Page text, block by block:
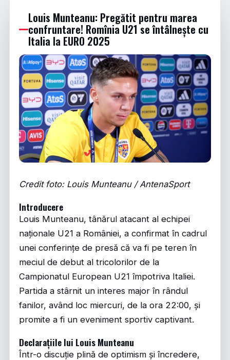
Louis Munteanu: Pregătit pentru marea
confruntare! Romînia U21 se întâlnește cu
Italia la EURO 2025
Credit foto: Louis Munteanu / AntenaSport
Introducere
Louis Munteanu, tânărul atacant al echipei
naționale U21 a României, a confirmat în cadrul
unei conferințe de presă că va fi pe teren în
meciul de debut al tricolorilor de la
Campionatul European U21 împotriva Italiei.
Partida a stârnit un interes major în rândul
fanilor, având loc miercuri, de la ora 22:00, și
promite a fi un eveniment sportiv captivant.
Declarațiile lui Louis Munteanu
Într-o discuție plină de optimism și încredere,